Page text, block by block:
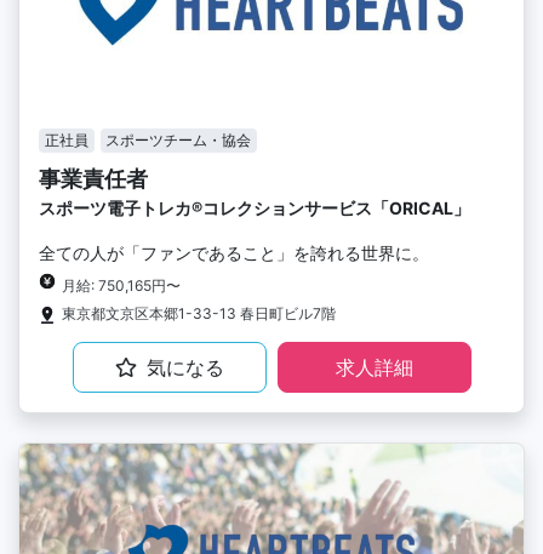
正社員 スポーツチーム・協会
事業責任者
スポーツ電子トレカ®︎コレクションサービス「ORICAL」
全ての人が「ファンであること」を誇れる世界に。
月給: 750,165円〜
東京都文京区本郷1-33-13 春日町ビル7階
気になる 求人詳細